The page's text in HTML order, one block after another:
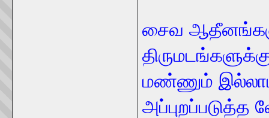
சைவ
மண்ணும்